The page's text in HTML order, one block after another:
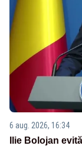
6 aug. 2026, 16:34
Ilie Bolojan